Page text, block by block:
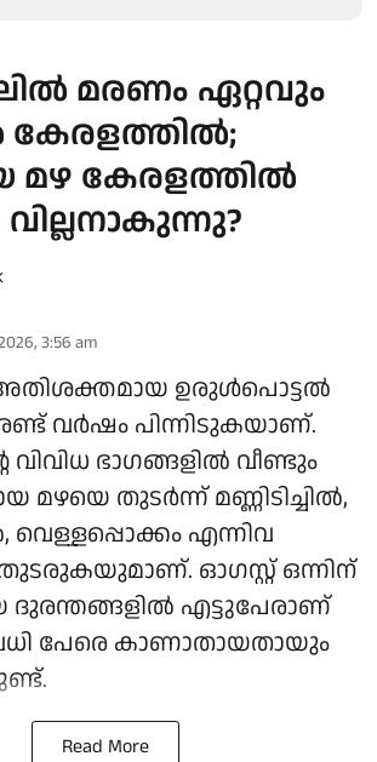
മരണം ഏറ്റവും
മഴ കേരളത്തിൽ
3:56 am
അതിശക്തമായ ഉരുൾപൊട്ടൽ
വർഷം പിന്നിടുകയാണ്.
വിവിധ ഭാഗങ്ങളിൽ വീണ്ടും
തുടർന്ന് മണ്ണിടിച്ചിൽ,
എന്നിവ
തുടരുകയുമാണ്. ഓ​ഗസ്റ്റ് ഒന്നിന്
ദുരന്തങ്ങളിൽ എട്ടുപേരാണ്
പേരെ കാണാതായതായും
Read More